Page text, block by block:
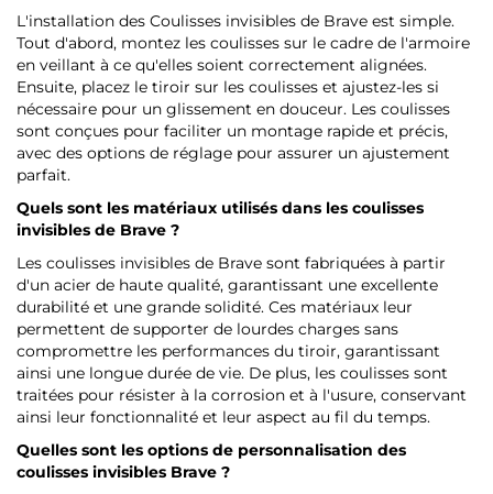
L'installation des Coulisses invisibles de Brave est simple.
Tout d'abord, montez les coulisses sur le cadre de l'armoire
en veillant à ce qu'elles soient correctement alignées.
Ensuite, placez le tiroir sur les coulisses et ajustez-les si
nécessaire pour un glissement en douceur. Les coulisses
sont conçues pour faciliter un montage rapide et précis,
avec des options de réglage pour assurer un ajustement
parfait.
Quels sont les matériaux utilisés dans les coulisses
invisibles de Brave ?
Les coulisses invisibles de Brave sont fabriquées à partir
d'un acier de haute qualité, garantissant une excellente
durabilité et une grande solidité. Ces matériaux leur
permettent de supporter de lourdes charges sans
compromettre les performances du tiroir, garantissant
ainsi une longue durée de vie. De plus, les coulisses sont
traitées pour résister à la corrosion et à l'usure, conservant
ainsi leur fonctionnalité et leur aspect au fil du temps.
Quelles sont les options de personnalisation des
coulisses invisibles Brave ?